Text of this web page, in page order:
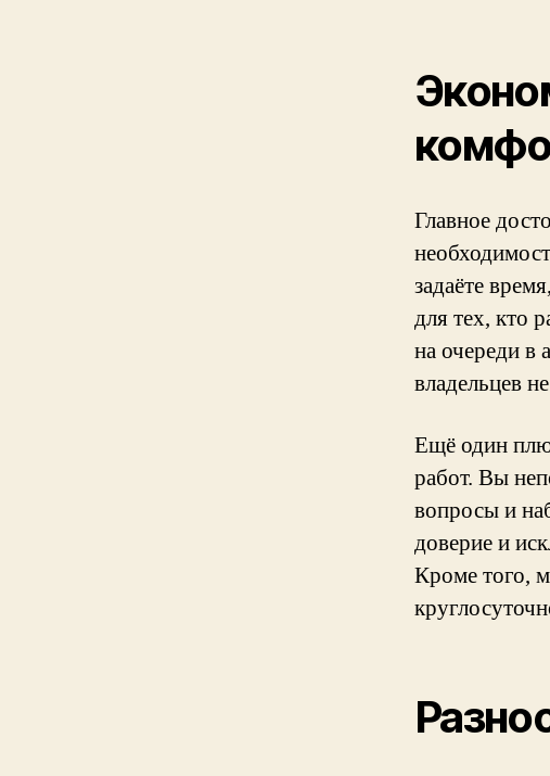
Главное
задаёте
для тех, кто
на очереди в
владельцев
Ещё один
работ. Вы
вопросы и
доверие и
Кроме того,